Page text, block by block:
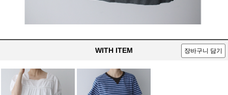
WITH ITEM 장바구니 담기